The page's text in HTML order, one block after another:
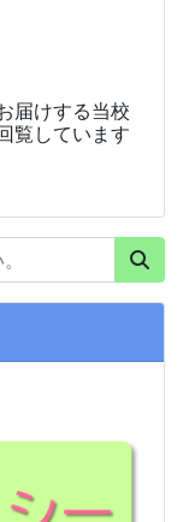
届けする当校
覧しています